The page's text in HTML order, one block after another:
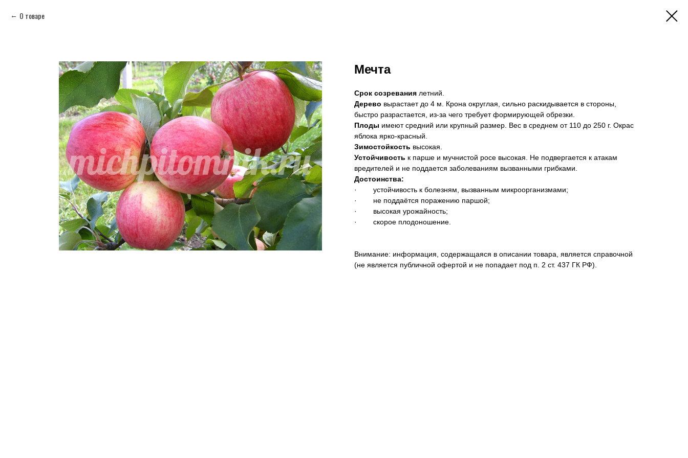
О товаре
Мечта
Срок созревания летний.
Дерево вырастает до 4 м. Крона округлая, сильно раскидывается в стороны,
быстро разрастается, из-за чего требует формирующей обрезки.
Плоды имеют средний или крупный размер. Вес в среднем от 110 до 250 г. Окрас
яблока ярко-красный.
Зимостойкость высокая.
Устойчивость к парше и мучнистой росе высокая. Не подвергается к атакам
вредителей и не поддается заболеваниям вызванными грибками.
Достоинства:
· устойчивость к болезням, вызванным микроорганизмами;
· не поддаётся поражению паршой;
· высокая урожайность;
· скорое плодоношение.
Внимание: информация, содержащаяся в описании товара, является справочной
(не является публичной офертой и не попадает под п. 2 ст. 437 ГК РФ).